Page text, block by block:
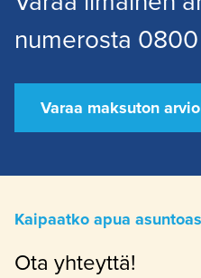
numerosta 0800
Varaa maksuton
Kaipaatko apua
Ota yhteyttä!